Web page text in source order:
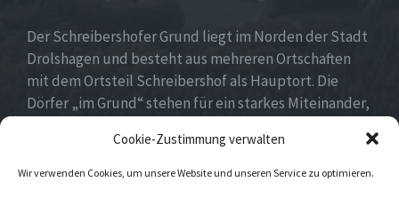
Cookie-Zustimmung verwalten
Wir verwenden Cookies, um unsere Website und unseren Service zu optimieren.
Der Schreibershofer Grund liegt im Norden der Stadt
Drolshagen und besteht aus mehreren Ortschaften
mit dem Ortsteil Schreibershof als Hauptort. Die
Dörfer „im Grund“ stehen für ein starkes Miteinander,
liebenswerte Heimat.